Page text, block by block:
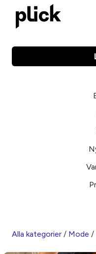
Alla kategorier / Mode /